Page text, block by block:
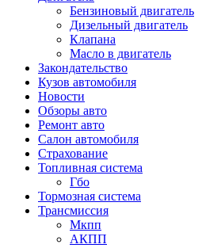
Бензиновый двигатель
Дизельный двигатель
Клапана
Масло в двигатель
Закондательство
Кузов автомобиля
Новости
Обзоры авто
Ремонт авто
Салон автомобиля
Страхование
Топливная система
Гбо
Тормозная система
Трансмиссия
Мкпп
АКПП